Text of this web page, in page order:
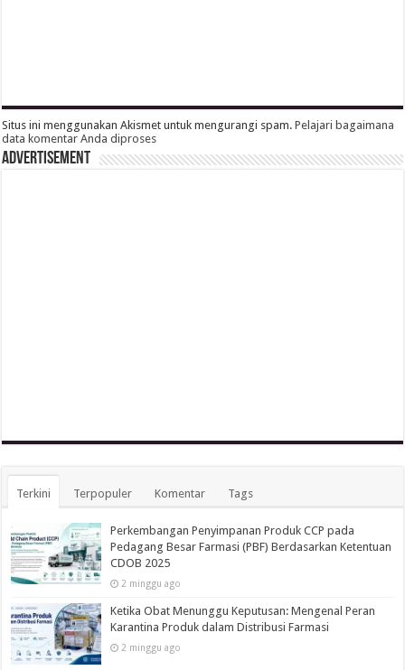
Situs ini menggunakan Akismet untuk mengurangi spam.Pelajari bagaimana
data komentar Anda diproses
Advertisement
Terkini Terpopuler Komentar Tags
Perkembangan Penyimpanan Produk CCP pada
Pedagang Besar Farmasi (PBF) Berdasarkan Ketentuan
CDOB 2025
2 minggu ago
Ketika Obat Menunggu Keputusan: Mengenal Peran
Karantina Produk dalam Distribusi Farmasi
2 minggu ago